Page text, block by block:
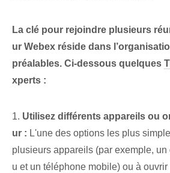
La clé pour rejoindre plusieurs
ur Webex réside dans
préalables. Ci-dessous quelques
xperts :
1. Utilisez différents appareils ou
ur : L'une des options les plus
plusieurs appareils (par exemple, un
u et un téléphone mobile) ou à